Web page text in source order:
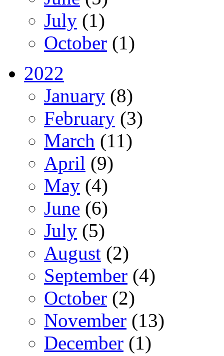
July (1)
October (1)
2022
January (8)
February (3)
March (11)
April (9)
May (4)
June (6)
July (5)
August (2)
September (4)
October (2)
November (13)
December (1)